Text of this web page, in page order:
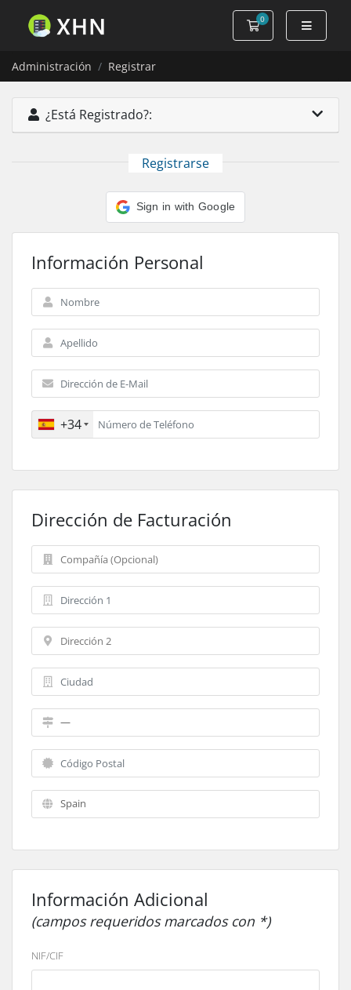
0
Carro de Pedidos
Administración Registrar
¿Está Registrado?:
Registrarse
Sign in with Google
Información Personal
+34
Dirección de Facturación
Información Adicional
(campos requeridos marcados con *)
NIF/CIF